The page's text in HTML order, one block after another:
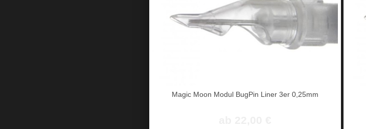
Magic Moon Modul BugPin Liner 3er 0,25mm